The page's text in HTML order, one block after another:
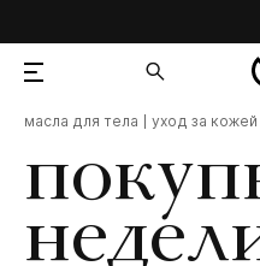
масла для тела уход за кожей